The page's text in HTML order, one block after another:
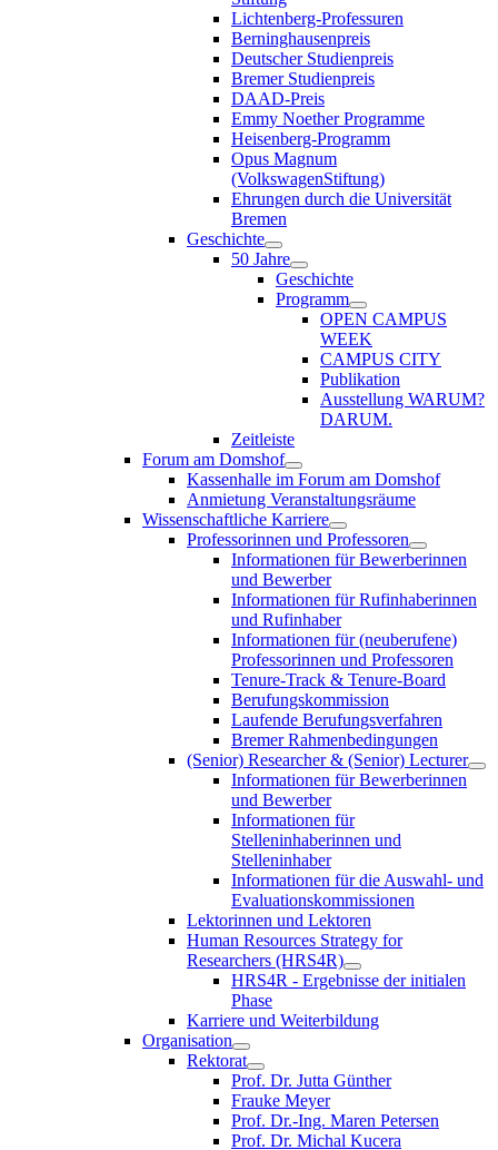
Lichtenberg-Professuren
Berninghausenpreis
Deutscher Studienpreis
Bremer Studienpreis
DAAD-Preis
Emmy Noether Programme
Heisenberg-Programm
Opus Magnum
(VolkswagenStiftung)
Ehrungen durch die Universität
Bremen
Geschichte
50 Jahre
Geschichte
Programm
OPEN CAMPUS
WEEK
CAMPUS CITY
Publikation
Ausstellung WARUM?
DARUM.
Zeitleiste
Forum am Domshof
Kassenhalle im Forum am Domshof
Anmietung Veranstaltungsräume
Wissenschaftliche Karriere
Professorinnen und Professoren
Informationen für Bewerberinnen
und Bewerber
Informationen für Rufinhaberinnen
und Rufinhaber
Informationen für (neuberufene)
Professorinnen und Professoren
Tenure-Track & Tenure-Board
Berufungskommission
Laufende Berufungsverfahren
Bremer Rahmenbedingungen
(Senior) Researcher & (Senior) Lecturer
Informationen für Bewerberinnen
und Bewerber
Informationen für
Stelleninhaberinnen und
Stelleninhaber
Informationen für die Auswahl- und
Evaluationskommissionen
Lektorinnen und Lektoren
Human Resources Strategy for
Researchers (HRS4R)
HRS4R - Ergebnisse der initialen
Phase
Karriere und Weiterbildung
Organisation
Rektorat
Prof. Dr. Jutta Günther
Frauke Meyer
Prof. Dr.-Ing. Maren Petersen
Prof. Dr. Michal Kucera